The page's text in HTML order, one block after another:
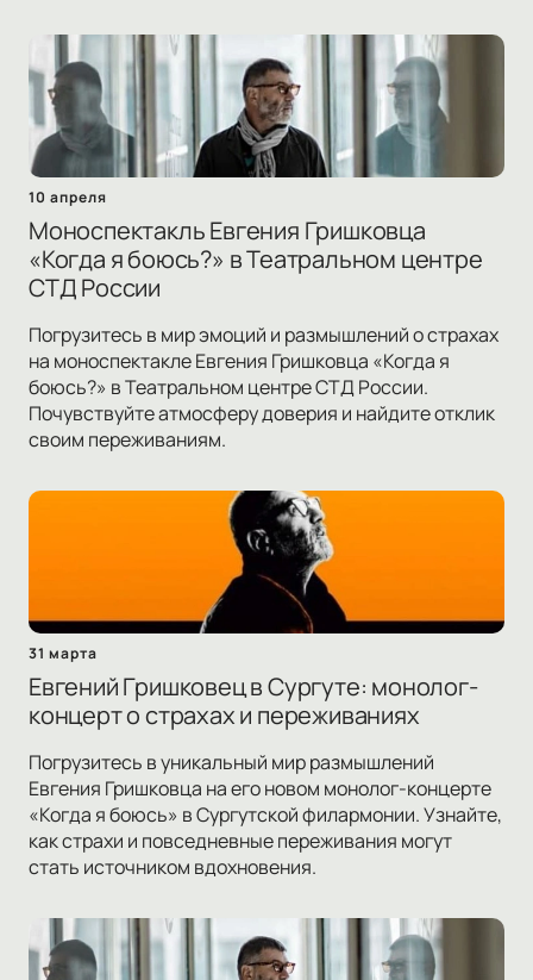
10 апреля
Моноспектакль Евгения Гришковца
«Когда я боюсь?» в Театральном центре
СТД России
Погрузитесь в мир эмоций и размышлений о страхах
на моноспектакле Евгения Гришковца «Когда я
боюсь?» в Театральном центре СТД России.
Почувствуйте атмосферу доверия и найдите отклик
своим переживаниям.
31 марта
Евгений Гришковец в Сургуте: монолог-
концерт о страхах и переживаниях
Погрузитесь в уникальный мир размышлений
Евгения Гришковца на его новом монолог-концерте
«Когда я боюсь» в Сургутской филармонии. Узнайте,
как страхи и повседневные переживания могут
стать источником вдохновения.